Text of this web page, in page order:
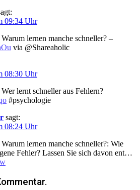
09:34 Uhr
lernen manche schneller? –
via @Shareaholic
08:30 Uhr
lernt schneller aus Fehlern?
#psychologie
sagt:
08:24 Uhr
lernen manche schneller?: Wie
Fehler? Lassen Sie sich davon ent…